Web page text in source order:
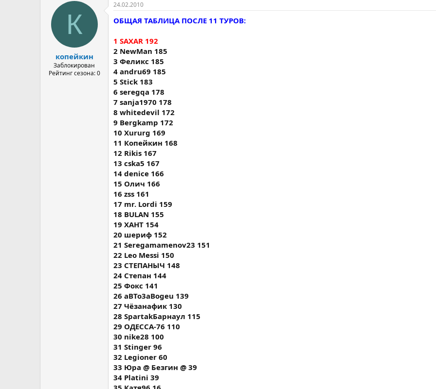
К
копейкин
Заблокирован
Рейтинг сезона: 0
24.02.2010
ОБЩАЯ ТАБЛИЦА ПОСЛЕ 11 ТУРОВ:
1 SAXAR 192
2 NewMan 185
3 Феликс 185
4 andru69 185
5 Stick 183
6 seregqa 178
7 sanja1970 178
8 whitedevil 172
9 Bergkamp 172
10 Xururg 169
11 Копейкин 168
12 Rikis 167
13 cska5 167
14 denice 166
15 Олич 166
16 zss 161
17 mr. Lordi 159
18 BULAN 155
19 ХАНТ 154
20 шериф 152
21 Seregamamenov23 151
22 Leo Messi 150
23 СТЕПАНЫЧ 148
24 Степан 144
25 Фокс 141
26 aBTo3aBogeu 139
27 Чёзанафик 130
28 SpartakБарнаул 115
29 ОДЕССА-76 110
30 nike28 100
31 Stinger 96
32 Legioner 60
33 Юра @ Безгин @ 39
34 Platini 39